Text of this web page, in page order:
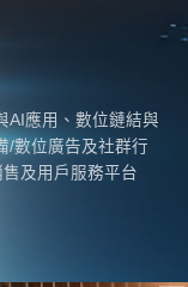
AI應用、數位鏈結與
/數位廣告及社群行
及用戶服務平台